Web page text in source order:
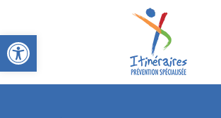
Ouvrir la barre d’outils